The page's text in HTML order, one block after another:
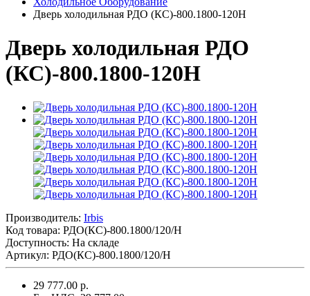
Дверь холодильная РДО (КС)-800.1800-120Н
Дверь холодильная РДО
(КС)-800.1800-120Н
Производитель: Irbis
Код товара: РДО(КС)-800.1800/120/Н
Доступность: На складе
Артикул: РДО(КС)-800.1800/120/Н
29 777.00 р.